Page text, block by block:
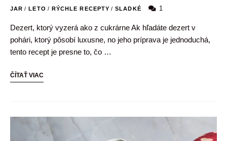
JAR / LETO / RÝCHLE RECEPTY / SLADKÉ 1
Dezert, ktorý vyzerá ako z cukrárne Ak hľadáte dezert v
pohári, ktorý pôsobí luxusne, no jeho príprava je jednoduchá,
tento recept je presne to, čo …
ČÍTAŤ VIAC